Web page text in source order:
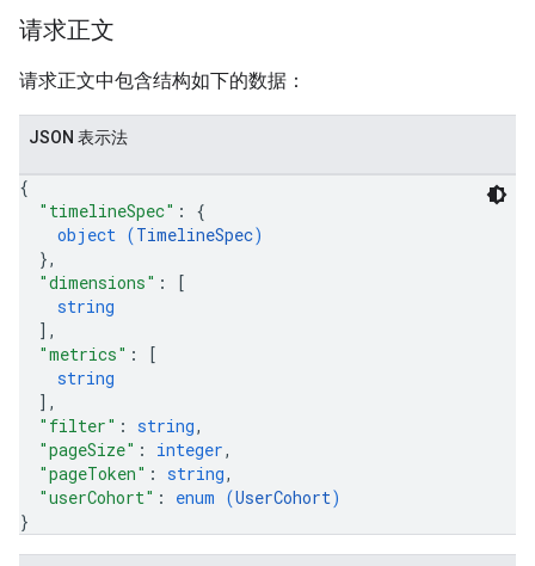
请求正文
请求正文中包含结构如下的数据：
JSON 表示法
{
"timelineSpec" : {
object (TimelineSpec)
},
"dimensions" :
[
string
] ,
"metrics" :
[
string
] ,
"filter" : string,
"pageSize" : integer,
"pageToken" : string,
"userCohort" : enum (UserCohort)
}